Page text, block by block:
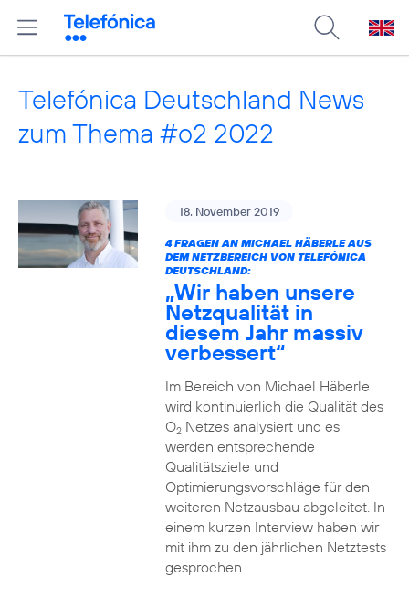
Telefónica Deutschland News
zum Thema #o2 2022
18. November 2019
4 FRAGEN AN MICHAEL HÄBERLE AUS
DEM NETZBEREICH VON TELEFÓNICA
DEUTSCHLAND:
„Wir haben unsere
Netzqualität in
diesem Jahr massiv
verbessert“
Im Bereich von Michael Häberle
wird kontinuierlich die Qualität des
O2Netzes analysiert und es
werden entsprechende
Qualitätsziele und
Optimierungsvorschläge für den
weiteren Netzausbau abgeleitet. In
einem kurzen Interview haben wir
mit ihm zu den jährlichen Netztests
gesprochen.